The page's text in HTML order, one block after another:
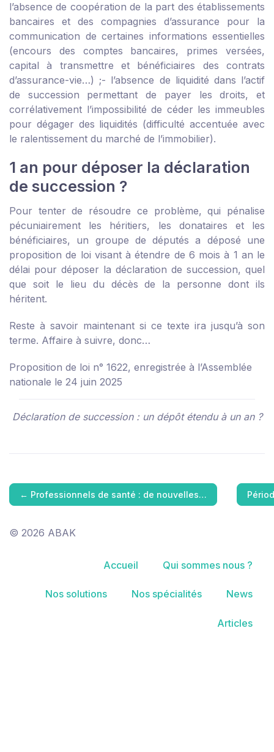
l’absence de coopération de la part des établissements
bancaires et des compagnies d’assurance pour la
communication de certaines informations essentielles
(encours des comptes bancaires, primes versées,
capital à transmettre et bénéficiaires des contrats
d’assurance-vie…) ;- l’absence de liquidité dans l’actif
de succession permettant de payer les droits, et
corrélativement l’impossibilité de céder les immeubles
pour dégager des liquidités (difficulté accentuée avec
le ralentissement du marché de l’immobilier).
1 an pour déposer la déclaration
de succession ?
Pour tenter de résoudre ce problème, qui pénalise
pécuniairement les héritiers, les donataires et les
bénéficiaires, un groupe de députés a déposé une
proposition de loi visant à étendre de 6 mois à 1 an le
délai pour déposer la déclaration de succession, quel
que soit le lieu du décès de la personne dont ils
héritent.
Reste à savoir maintenant si ce texte ira jusqu’à son
terme. Affaire à suivre, donc…
Proposition de loi n° 1622, enregistrée à l’Assemblée
nationale le 24 juin 2025
Déclaration de succession : un dépôt étendu à un an ?
← Professionnels de santé : de nouvelles…
© 2026 ABAK
Accueil Qui sommes nous ?
Nos solutions Nos spécialités News
Articles